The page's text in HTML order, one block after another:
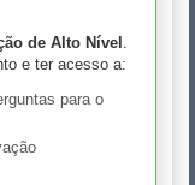
de Alto Nível .
e ter acesso a:
para o